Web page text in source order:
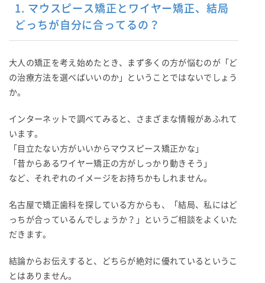
1. マウスピース矯正とワイヤー矯正、結局
どっちが自分に合ってるの？
大人の矯正を考え始めたとき、まず多くの方が悩むのが「ど
の治療方法を選べばいいのか」ということではないでしょう
か。
インターネットで調べてみると、さまざまな情報があふれて
います。
「目立たない方がいいからマウスピース矯正かな」
「昔からあるワイヤー矯正の方がしっかり動きそう」
など、それぞれのイメージをお持ちかもしれません。
名古屋で矯正歯科を探している方からも、「結局、私にはど
っちが合っているんでしょうか？」というご相談をよくいた
だきます。
結論からお伝えすると、どちらが絶対に優れているというこ
とはありません。